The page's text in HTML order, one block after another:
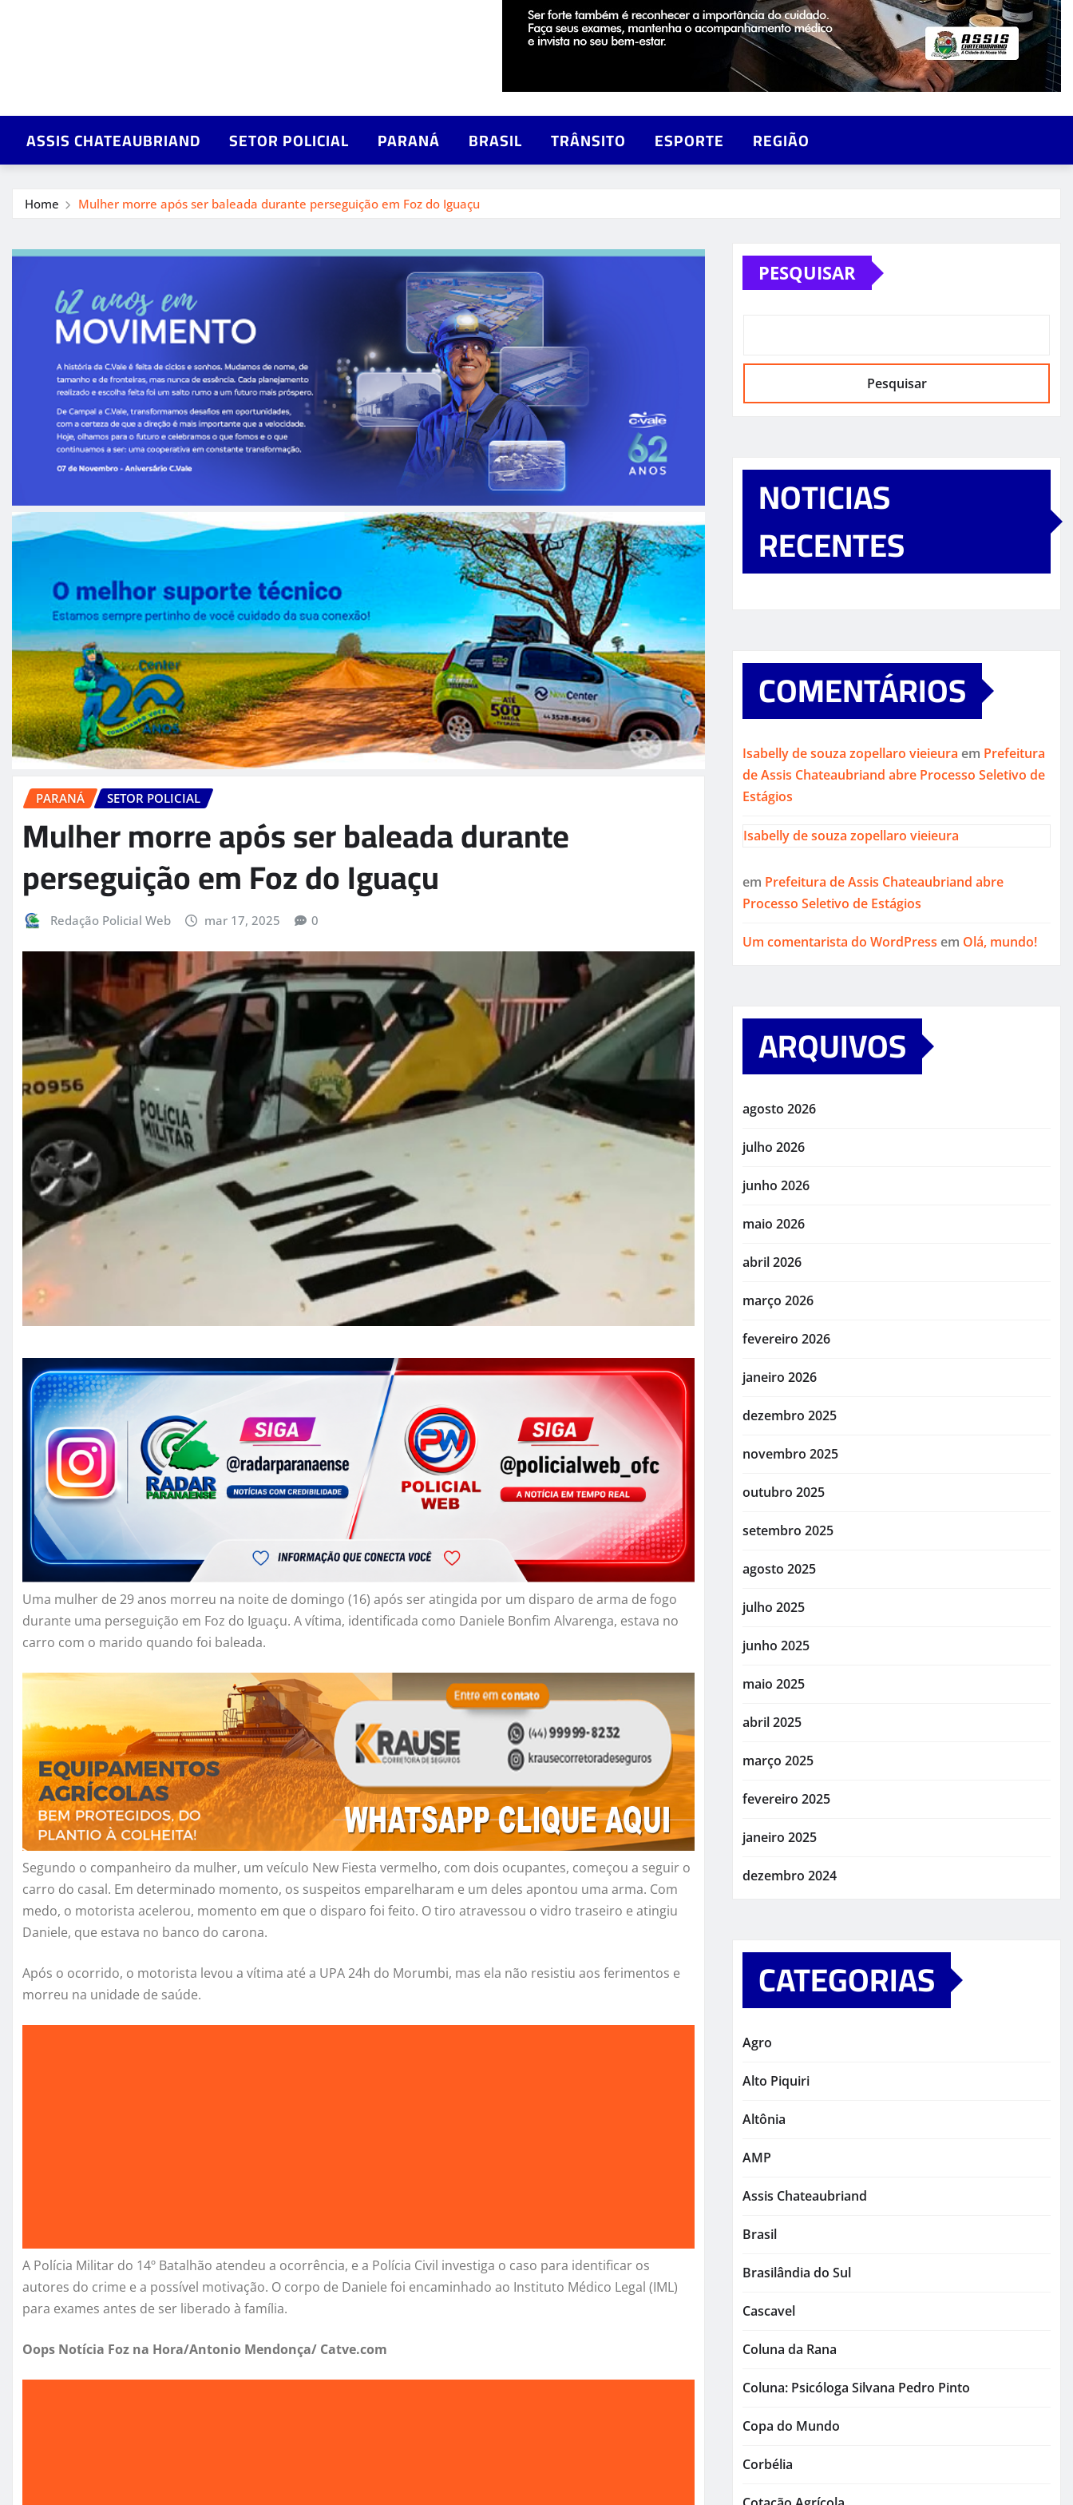
ASSIS CHATEAUBRIAND SETOR POLICIAL PARANÁ BRASIL TRÂNSITO ESPORTE REGIÃO
Home Mulher morre após ser baleada durante perseguição em Foz do Iguaçu
PARANÁ SETOR POLICIAL
Mulher morre após ser baleada durante
perseguição em Foz do Iguaçu
Redação Policial Web mar 17, 2025 0
Uma mulher de 29 anos morreu na noite de domingo (16) após ser atingida por um disparo de arma de fogo
durante uma perseguição em Foz do Iguaçu. A vítima, identificada como Daniele Bonfim Alvarenga, estava no
carro com o marido quando foi baleada.
Segundo o companheiro da mulher, um veículo New Fiesta vermelho, com dois ocupantes, começou a seguir o
carro do casal. Em determinado momento, os suspeitos emparelharam e um deles apontou uma arma. Com
medo, o motorista acelerou, momento em que o disparo foi feito. O tiro atravessou o vidro traseiro e atingiu
Daniele, que estava no banco do carona.
Após o ocorrido, o motorista levou a vítima até a UPA 24h do Morumbi, mas ela não resistiu aos ferimentos e
morreu na unidade de saúde.
A Polícia Militar do 14º Batalhão atendeu a ocorrência, e a Polícia Civil investiga o caso para identificar os
autores do crime e a possível motivação. O corpo de Daniele foi encaminhado ao Instituto Médico Legal (IML)
para exames antes de ser liberado à família.
Oops Notícia Foz na Hora/Antonio Mendonça/ Catve.com
PESQUISAR
Pesquisar
NOTICIAS
RECENTES
COMENTÁRIOS
Isabelly de souza zopellaro vieieura em Prefeitura
de Assis Chateaubriand abre Processo Seletivo de
Estágios
Isabelly de souza zopellaro vieieura
em Prefeitura de Assis Chateaubriand abre
Processo Seletivo de Estágios
Um comentarista do WordPress em Olá, mundo!
ARQUIVOS
agosto 2026
julho 2026
junho 2026
maio 2026
abril 2026
março 2026
fevereiro 2026
janeiro 2026
dezembro 2025
novembro 2025
outubro 2025
setembro 2025
agosto 2025
julho 2025
junho 2025
maio 2025
abril 2025
março 2025
fevereiro 2025
janeiro 2025
dezembro 2024
CATEGORIAS
Agro
Alto Piquiri
Altônia
AMP
Assis Chateaubriand
Brasil
Brasilândia do Sul
Cascavel
Coluna da Rana
Coluna: Psicóloga Silvana Pedro Pinto
Copa do Mundo
Corbélia